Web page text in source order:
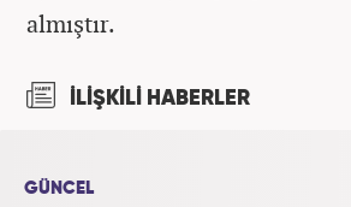
almıştır.
İLİŞKİLİ HABERLER
GÜNCEL